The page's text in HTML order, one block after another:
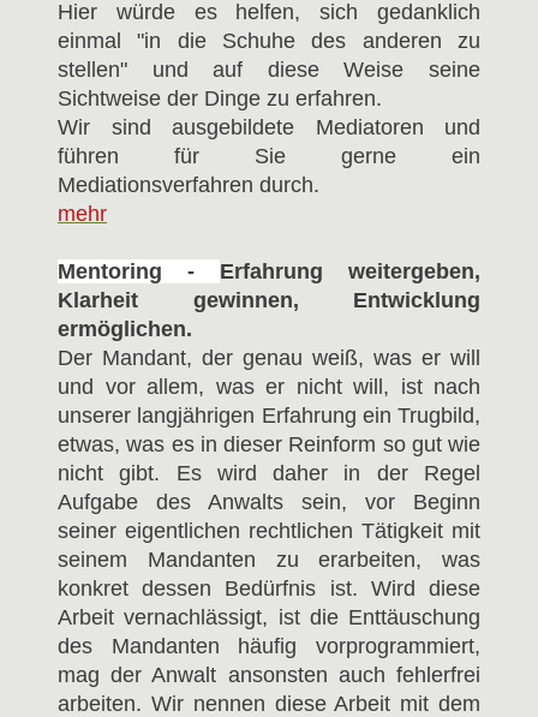
Hier würde es helfen, sich gedanklich
einmal "in die Schuhe des anderen zu
stellen" und auf diese Weise seine
Sichtweise der Dinge zu erfahren.
Wir sind ausgebildete Mediatoren und
führen für Sie gerne ein
Mediationsverfahren durch.
mehr
Mentoring - Erfahrung weitergeben,
Klarheit gewinnen, Entwicklung
ermöglichen.
Der Mandant, der genau weiß, was er will
und vor allem, was er nicht will, ist nach
unserer langjährigen Erfahrung ein Trugbild,
etwas, was es in dieser Reinform so gut wie
nicht gibt. Es wird daher in der Regel
Aufgabe des Anwalts sein, vor Beginn
seiner eigentlichen rechtlichen Tätigkeit mit
seinem Mandanten zu erarbeiten, was
konkret dessen Bedürfnis ist. Wird diese
Arbeit vernachlässigt, ist die Enttäuschung
des Mandanten häufig vorprogrammiert,
mag der Anwalt ansonsten auch fehlerfrei
arbeiten. Wir nennen diese Arbeit mit dem